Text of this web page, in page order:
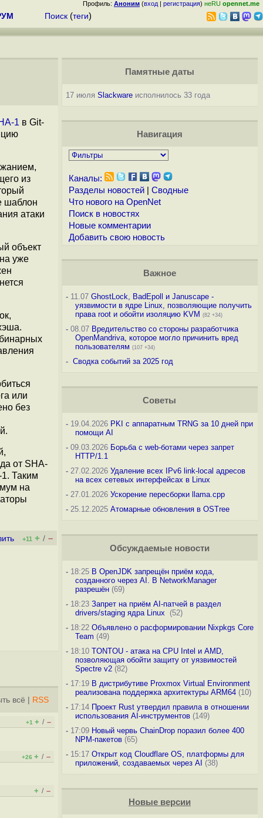
Профиль: Аноним (вход | регистрация) неRU opennet.me
Поиск (теги)
1 в Git-
из
шаблон
атаки
объект
уже
или
без
от SHA-
Таким
на
+11 + / –
всё RSS
+1 + / –
+26 + / –
+ / –
Памятные даты
17 июля Slackwareисполнилось 33 года
Навигация
Каналы:
Разделы новостей| Сводные
Что нового на OpenNet
Поиск в новостях
Новые комментарии
Добавить свою новость
Важное
-11.07 GhostLock, BadEpoll и Januscape -
уязвимости в ядре Linux, позволяющие получить
права root и обойти изоляцию KVM (82 +34)
-08.07 Вредительство со стороны разработчика
OpenMandriva, которое могло причинить вред
пользователям (107 +34)
- Сводка событий за 2025 год
Советы
-19.04.2026 PKI с аппаратным TRNG за 10 дней при
помощи AI
-09.03.2026 Борьба с web-ботами через запрет
HTTP/1.1
-27.02.2026 Удаление всех IPv6 link-local адресов
на всех сетевых интерфейсах в Linux
-27.01.2026 Ускорение пересборки llama.cpp
-25.12.2025 Атомарные обновления в OSTree
Обсуждаемые новости
-18:25 В OpenJDK запрещён приём кода,
созданного через AI. В NetworkManager
разрешён(69)
-18:23 Запрет на приём AI-патчей в раздел
drivers/staging ядра Linux
(52)
-18:22 Объявлено о расформировании Nixpkgs Core
Team (49)
-18:10 TONTOU - атака на CPU Intel и AMD,
позволяющая обойти защиту от уязвимостей
Spectre v2(82)
-17:19 В дистрибутиве Proxmox Virtual Environment
реализована поддержка архитектуры ARM64(10)
-17:14 Проект Rust утвердил правила в отношении
использования AI-инструментов(149)
-17:09 Новый червь ChainDrop поразил более 400
NPM-пакетов(65)
-15:17 Открыт код Cloudflare OS, платформы для
приложений, создаваемых через AI (38)
Новые версии